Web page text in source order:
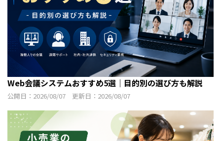
Web会議システムおすすめ5選｜目的別の選び方も解説
公開日：2026/08/07 更新日：2026/08/07